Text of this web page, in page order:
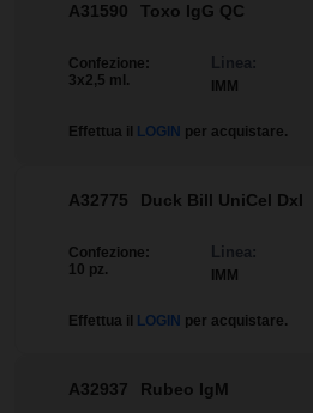
A31590 Toxo IgG QC
Confezione:
3x2,5 ml.
Linea:
IMM
Effettua il LOGIN per acquistare.
A32775 Duck Bill UniCel DxI
Confezione:
10 pz.
Linea:
IMM
Effettua il LOGIN per acquistare.
A32937 Rubeo IgM